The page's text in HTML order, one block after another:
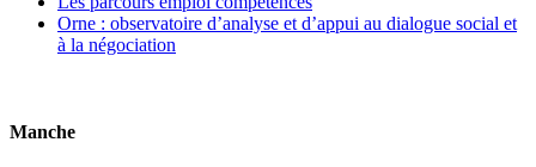
Orne : observatoire d’analyse et d’appui au dialogue social et
à la négociation
Manche